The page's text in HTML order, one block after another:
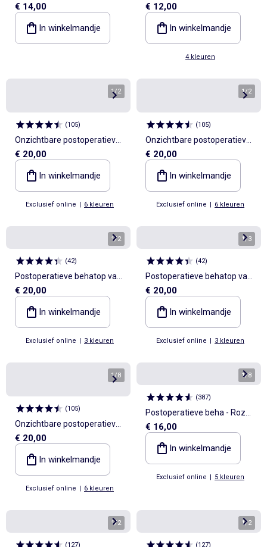
zonder beugels
€ 14,00
In winkelmandje
microvezel
€ 12,00
In winkelmandje
4 kleuren
1/2
(105)
Onzichtbare postoperatieve
beha - Roze Oktober
€ 20,00
In winkelmandje
Exclusief online | 6 kleuren
1/2
(105)
Onzichtbare postoperatieve
beha - Roze Oktober
€ 20,00
In winkelmandje
Exclusief online | 6 kleuren
1/2
(42)
Postoperatieve behatop van
kant
€ 20,00
In winkelmandje
Exclusief online | 3 kleuren
1/3
(42)
Postoperatieve behatop van
kant
€ 20,00
In winkelmandje
Exclusief online | 3 kleuren
1/8
(105)
Onzichtbare postoperatieve
beha - Oktober Roze
€ 20,00
In winkelmandje
Exclusief online | 6 kleuren
1/8
(387)
Postoperatieve beha - Roze
Oktober
€ 16,00
In winkelmandje
Exclusief online | 5 kleuren
1/2
(127)
1/2
(127)